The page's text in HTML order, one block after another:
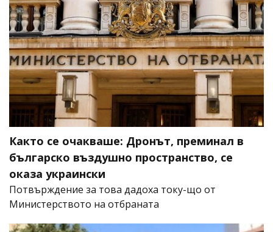
Както се очакваше: Дронът, преминал в
българско въздушно пространство, се
оказа украински
Потвърждение за това дадоха току-що от
Министерството на отбраната